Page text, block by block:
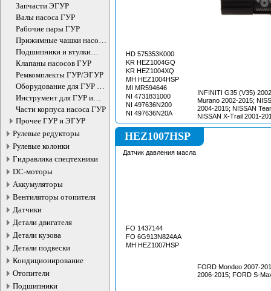
Запчасти ЭГУР
Валы насоса ГУР
Рабочие пары ГУР
Прижимные чашки насоса
ГУР
Подшипники и втулки
рулевого редуктора
Клапаны насосов ГУР
Ремкомплекты ГУР/ЭГУР
Оборудование для ГУР и
ЭУР
Инструмент для ГУР и
ЭУР
Части корпуса насоса ГУР
Прочее ГУР и ЭГУР
Рулевые редукторы
Рулевые колонки
Гидравлика спецтехники
DC-моторы
Аккумуляторы
Вентиляторы отопителя
Датчики
Детали двигателя
Детали кузова
Детали подвески
Кондиционирование
Отопители
Подшипники
HD 575353K000
KR HEZ1004GQ
KR HEZ1004XQ
MH HEZ1004HSP
MI MR594646
NI 4731831000
NI 497636N200
NI 497636N20A
INFINITI G35 (V35)
Murano 2002-2015;
2004-2015; NISSAN
NISSAN X-Trail 2001-
Sonata NF 2004-2010;
Outlander 2006-2012;
HEZ1007HSP
Датчик давления масла
FO 1437144
FO 6G913N824AA
MH HEZ1007HSP
FORD Mondeo 2007-
2006-2015; FORD S-